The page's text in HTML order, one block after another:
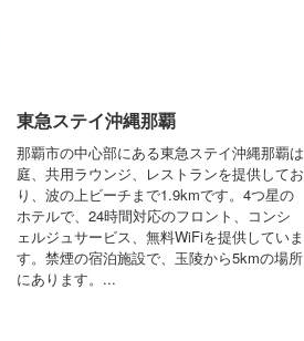
東急ステイ沖縄那覇
那覇市の中心部にある東急ステイ沖縄那覇は
庭、共用ラウンジ、レストランを提供してお
り、波の上ビーチまで1.9kmです。4つ星の
ホテルで、24時間対応のフロント、コンシ
ェルジュサービス、無料WiFiを提供していま
す。禁煙の宿泊施設で、玉陵から5kmの場所
にあります。...